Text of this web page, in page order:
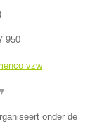
950
vzw
▼
onder de